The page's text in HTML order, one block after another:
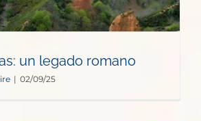
un legado romano
| 02/09/25